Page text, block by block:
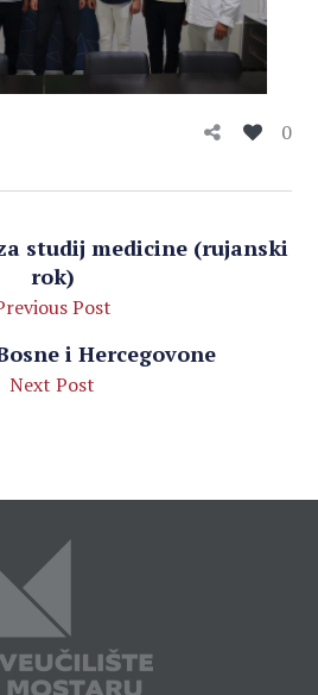
0
studij medicine (rujanski
rok)
Post
i Hercegovone
Next Post